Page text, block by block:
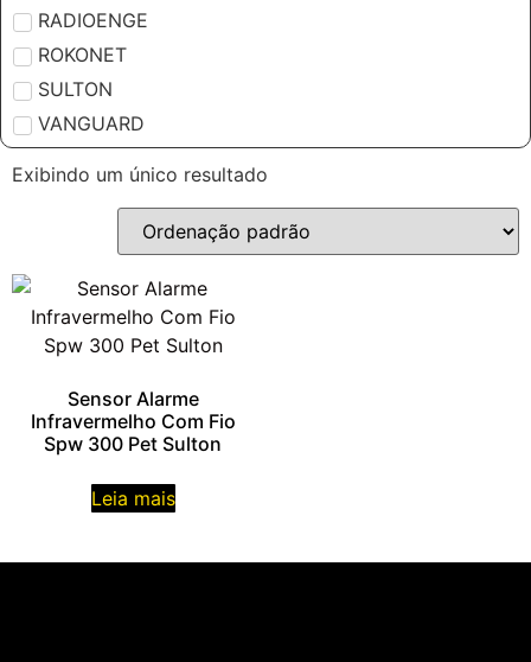
RADIOENGE
ROKONET
SULTON
VANGUARD
Exibindo um único resultado
Sensor Alarme
Infravermelho Com Fio
Spw 300 Pet Sulton
Leia mais